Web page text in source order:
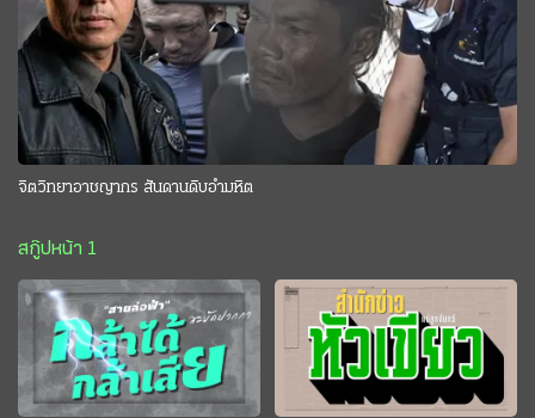
จิตวิทยาอาชญากร สันดานดิบอำมหิต
สกู๊ปหน้า 1